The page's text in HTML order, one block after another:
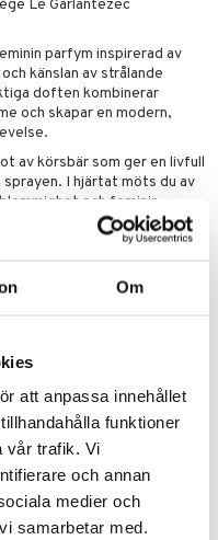
Om
att anpassa innehållet
funktioner
vår trafik. Vi
och annan
medier och
samarbetar med.
Le Garlantezec
parfym inspirerad av
känslan av strålande
doften kombinerar
och skapar en modern,
av körsbär som ger en livfull
I hjärtat möts du av
och feminin
som ger djup,
huden.
för dig som vill bära
minnesvärd.
ros